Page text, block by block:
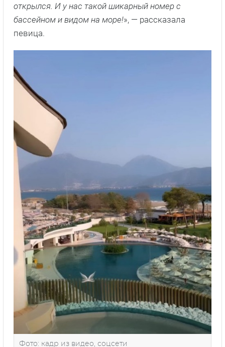
открылся. И у нас такой шикарный номер с
бассейном и видом на море!», — рассказала
певица.
Фото: кадр из видео, соцсети